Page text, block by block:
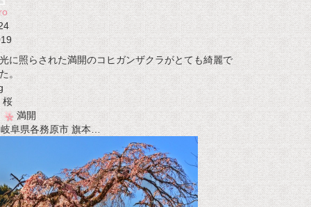
に照らされた満開のコヒガンザクラがとても綺麗で
。
桜
満開
阜県各務原市 旗本…